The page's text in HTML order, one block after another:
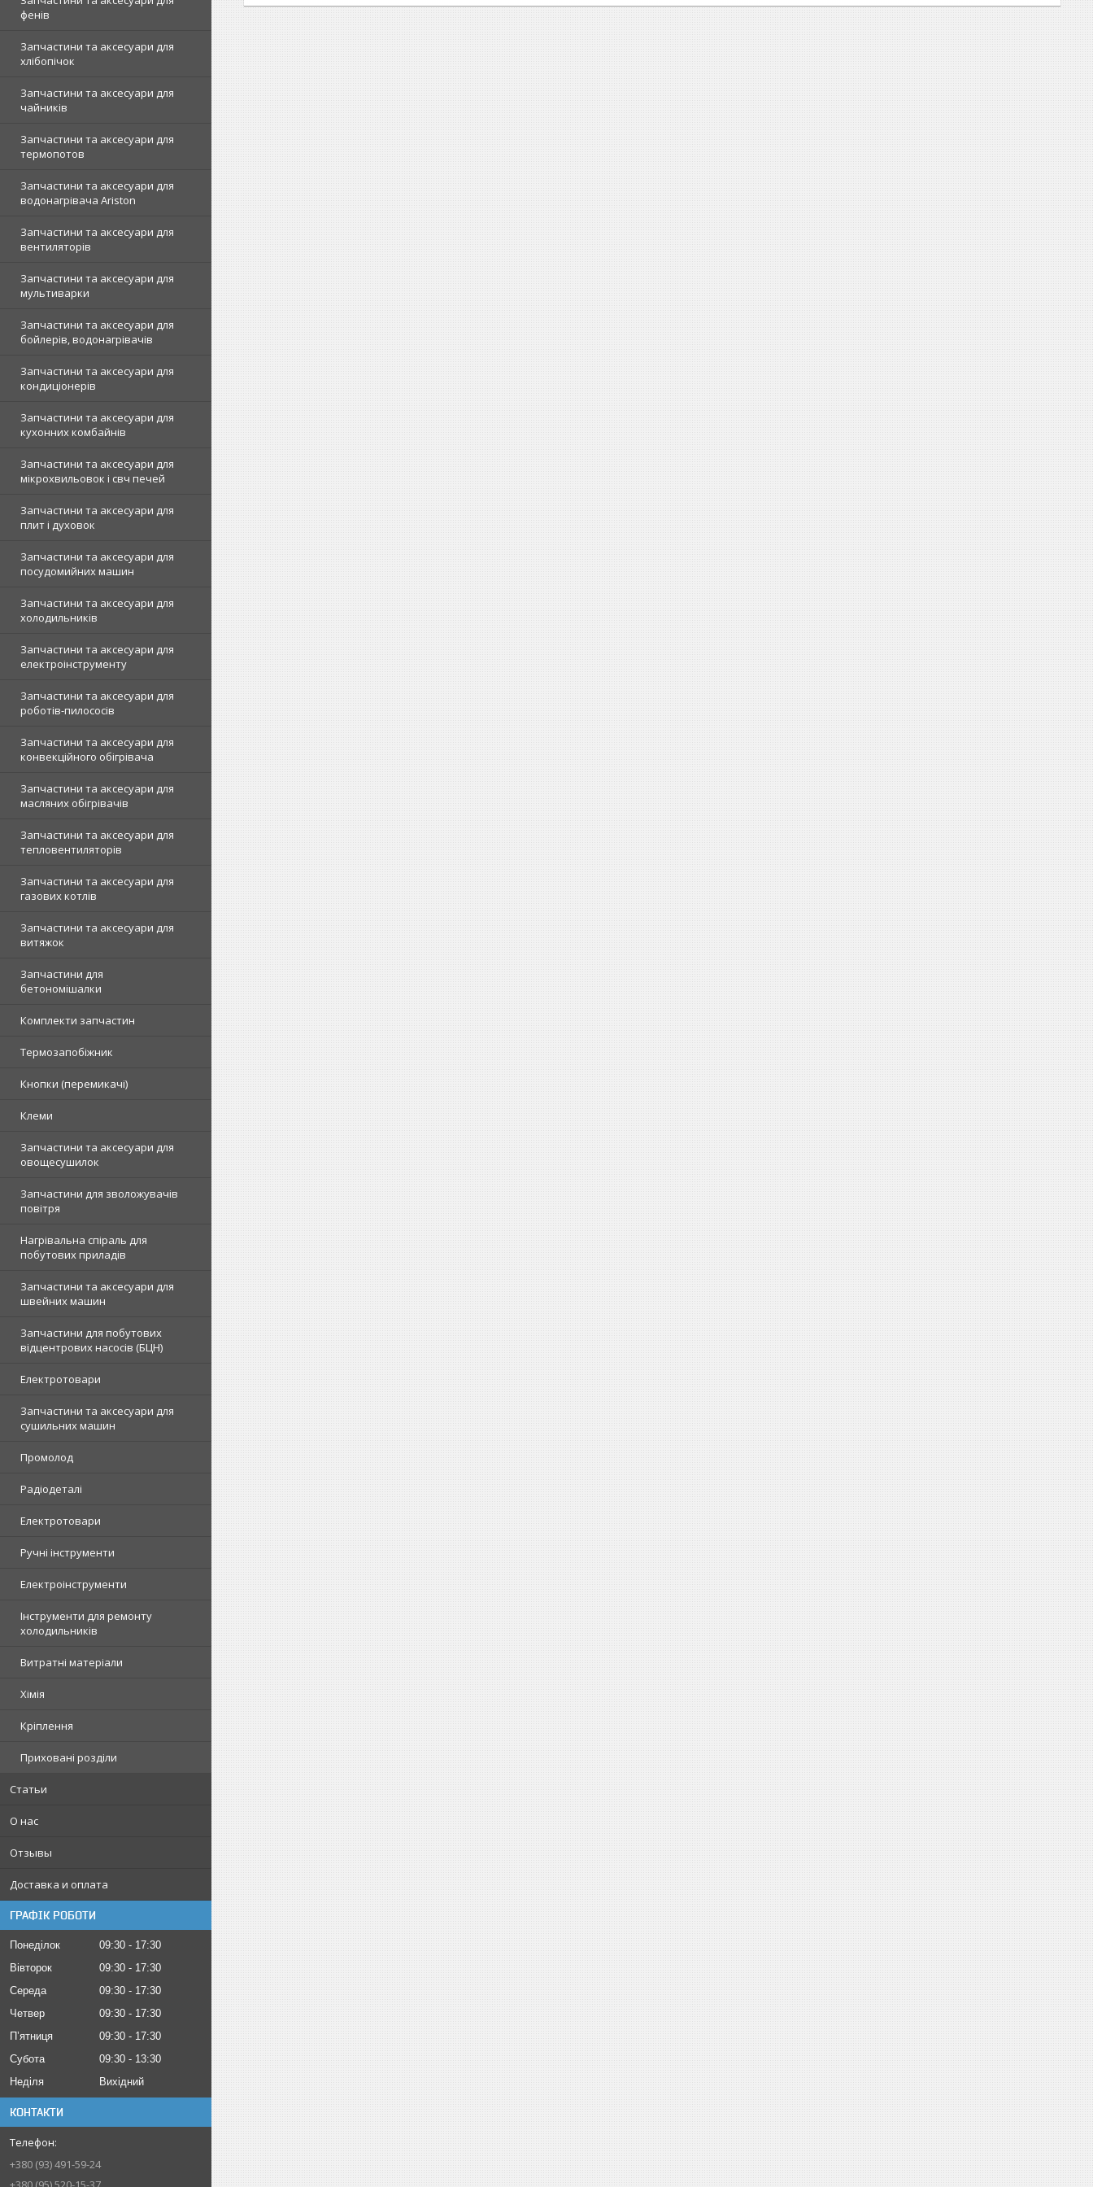
фенів
Запчастини та аксесуари для
хлібопічок
Запчастини та аксесуари для
чайників
Запчастини та аксесуари для
термопотов
Запчастини та аксесуари для
водонагрівача Ariston
Запчастини та аксесуари для
вентиляторів
Запчастини та аксесуари для
мультиварки
Запчастини та аксесуари для
бойлерів, водонагрівачів
Запчастини та аксесуари для
кондиціонерів
Запчастини та аксесуари для
кухонних комбайнів
Запчастини та аксесуари для
мікрохвильовок і свч печей
Запчастини та аксесуари для
плит і духовок
Запчастини та аксесуари для
посудомийних машин
Запчастини та аксесуари для
холодильників
Запчастини та аксесуари для
електроінструменту
Запчастини та аксесуари для
роботів-пилососів
Запчастини та аксесуари для
конвекційного обігрівача
Запчастини та аксесуари для
масляних обігрівачів
Запчастини та аксесуари для
тепловентиляторів
Запчастини та аксесуари для
газових котлів
Запчастини та аксесуари для
витяжок
Запчастини для
бетономішалки
Комплекти запчастин
Термозапобіжник
Кнопки (перемикачі)
Клеми
Запчастини та аксесуари для
овощесушилок
Запчастини для зволожувачів
повітря
Нагрівальна спіраль для
побутових приладів
Запчастини та аксесуари для
швейних машин
Запчастини для побутових
відцентрових насосів (БЦН)
Електротовари
Запчастини та аксесуари для
сушильних машин
Промолод
Радіодеталі
Електротовари
Ручні інструменти
Електроінструменти
Інструменти для ремонту
холодильників
Витратні матеріали
Хімія
Кріплення
Приховані розділи
Статьи
О нас
Отзывы
Доставка и оплата
ГРАФІК РОБОТИ
Понеділок 09:30
17:30
Вівторок
09:30
17:30
Середа
09:30
17:30
Четвер
09:30
17:30
Пʼятниця
09:30
17:30
Субота
09:30
13:30
Неділя
Вихідний
КОНТАКТИ
+380 (93) 491-59-24